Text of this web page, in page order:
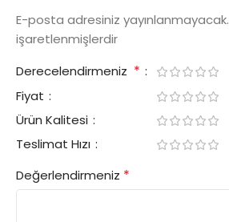
E-posta adresiniz yayınlanmayacak.
işaretlenmişlerdir
Derecelendirmeniz *
Fiyat
Ürün Kalitesi
Teslimat Hızı
Değerlendirmeniz *